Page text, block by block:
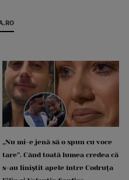
„Nu mi-e jenă să o spun cu voce
tare”. Când toată lumea credea că
s-au liniștit apele între Codruța